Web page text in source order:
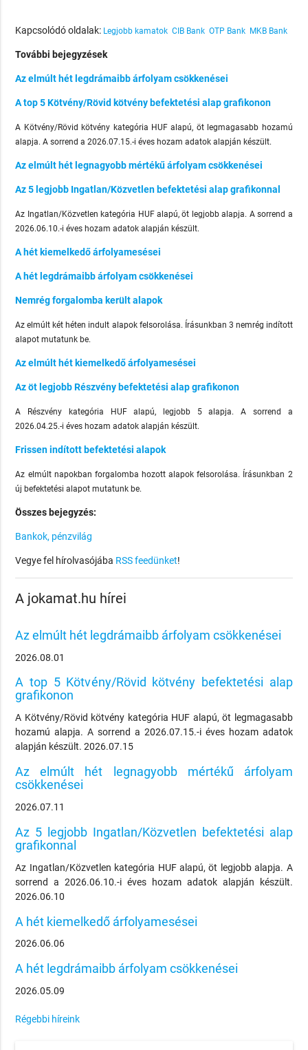
Kapcsolódó oldalak: Legjobb kamatok CIB Bank OTP Bank MKB Bank
További bejegyzések
Az elmúlt hét legdrámaibb árfolyam csökkenései
A top 5 Kötvény/Rövid kötvény befektetési alap grafikonon
A Kötvény/Rövid kötvény kategória HUF alapú, öt legmagasabb hozamú
alapja. A sorrend a 2026.07.15.-i éves hozam adatok alapján készült.
Az elmúlt hét legnagyobb mértékű árfolyam csökkenései
Az 5 legjobb Ingatlan/Közvetlen befektetési alap grafikonnal
Az Ingatlan/Közvetlen kategória HUF alapú, öt legjobb alapja. A sorrend a
2026.06.10.-i éves hozam adatok alapján készült.
A hét kiemelkedő árfolyamesései
A hét legdrámaibb árfolyam csökkenései
Nemrég forgalomba került alapok
Az elmúlt két héten indult alapok felsorolása. Írásunkban 3 nemrég indított
alapot mutatunk be.
Az elmúlt hét kiemelkedő árfolyamesései
Az öt legjobb Részvény befektetési alap grafikonon
A Részvény kategória HUF alapú, legjobb 5 alapja. A sorrend a
2026.04.25.-i éves hozam adatok alapján készült.
Frissen indított befektetési alapok
Az elmúlt napokban forgalomba hozott alapok felsorolása. Írásunkban 2
új befektetési alapot mutatunk be.
Összes bejegyzés:
Bankok, pénzvilág
Vegye fel hírolvasójába RSS feedünket!
A jokamat.hu hírei
Az elmúlt hét legdrámaibb árfolyam csökkenései
2026.08.01
A top 5 Kötvény/Rövid kötvény befektetési alap
grafikonon
A Kötvény/Rövid kötvény kategória HUF alapú, öt legmagasabb
hozamú alapja. A sorrend a 2026.07.15.-i éves hozam adatok
alapján készült. 2026.07.15
Az elmúlt hét legnagyobb mértékű árfolyam
csökkenései
2026.07.11
Az 5 legjobb Ingatlan/Közvetlen befektetési alap
grafikonnal
Az Ingatlan/Közvetlen kategória HUF alapú, öt legjobb alapja. A
sorrend a 2026.06.10.-i éves hozam adatok alapján készült.
2026.06.10
A hét kiemelkedő árfolyamesései
2026.06.06
A hét legdrámaibb árfolyam csökkenései
2026.05.09
Régebbi híreink